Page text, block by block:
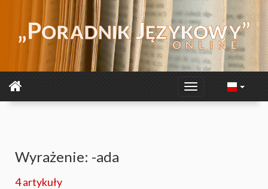
Wyrażenie: -ada
4 artykuły